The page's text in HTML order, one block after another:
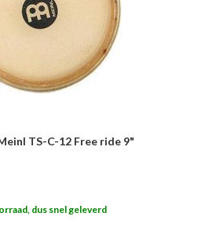
TS-C-12 Free ride 9"
dus snel geleverd